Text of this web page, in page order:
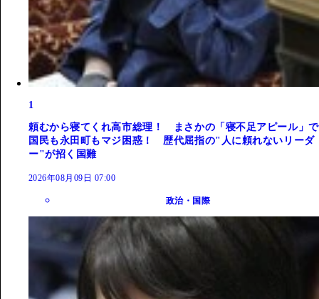
1
頼むから寝てくれ高市総理！ まさかの「寝不足アピール」で
国民も永田町もマジ困惑！ 歴代屈指の"人に頼れないリーダ
ー"が招く国難
2026年08月09日 07:00
政治・国際